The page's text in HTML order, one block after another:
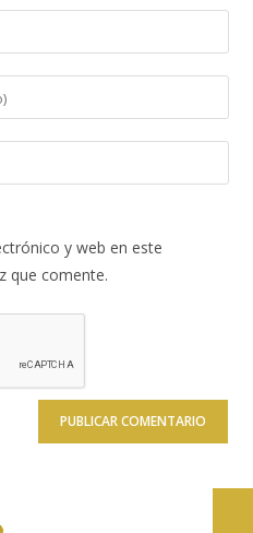
y web en este
que comente.